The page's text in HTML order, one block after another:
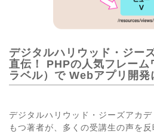
デジタルハリウッド・ジー
直伝！ PHPの人気フレー
ラベル）で Webアプリ開発
デジタルハリウッド・ジーズアカ
もつ著者が、多くの受講生の声を